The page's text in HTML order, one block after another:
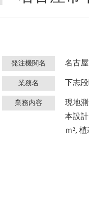
発注機関名 名古
業務名 下志
業務内容
現地
本設
ｍ²,